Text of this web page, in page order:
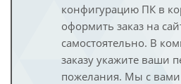
конфигурацию ПК в
оформить заказ на
самостоятельно. В
заказу укажите ваши
пожелания. Мы с вами